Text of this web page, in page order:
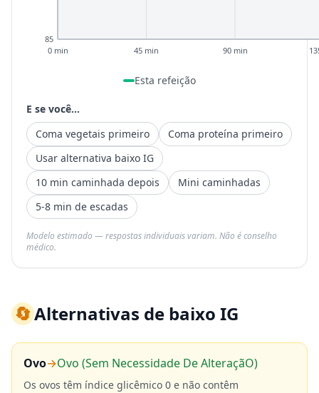
85
0 min 45 min 90 min
Esta refeição
E se você...
Coma vegetais primeiro
Coma proteína primeiro
Usar alternativa baixo IG
10 min caminhada depois
Mini caminhadas
5-8 min de escadas
Modelo estimado — respostas individuais variam. Não é conselho
médico.
🔄Alternativas de baixo IG
Ovo→Ovo (Sem Necessidade De AlteraçãO)
Os ovos têm índice glicêmico 0 e não contêm